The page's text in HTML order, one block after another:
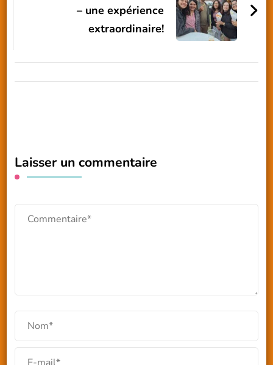
– une expérience
extraordinaire!
Laisser un commentaire